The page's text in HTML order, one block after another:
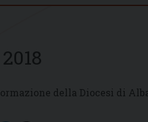
della Diocesi di